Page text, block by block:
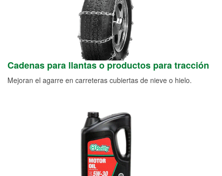
Cadenas para llantas o productos para tracción
Mejoran el agarre en carreteras cubiertas de nieve o hielo.